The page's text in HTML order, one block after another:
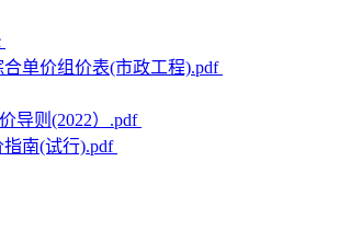
单价组价表(市政工程).pdf
导则(2022）.pdf
南(试行).pdf